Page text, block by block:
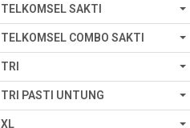
TELKOMSEL SAKTI
TELKOMSEL COMBO SAKTI
TRI
TRI PASTI UNTUNG
XL